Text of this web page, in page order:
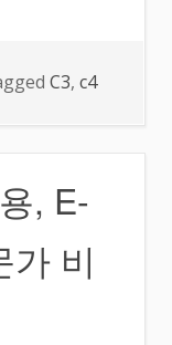
C3, c4
, E-
가 비